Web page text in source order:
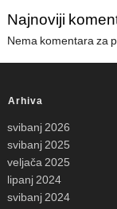
Najnoviji
Nema komentara za
Arhiva
svibanj 2026
svibanj 2025
veljača 2025
lipanj 2024
svibanj 2024